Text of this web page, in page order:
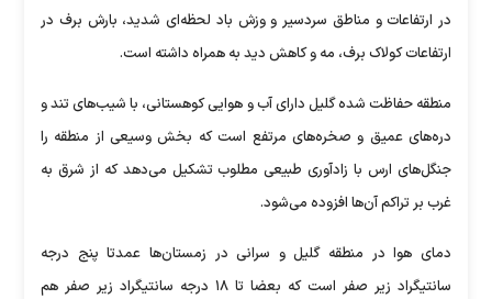
در ارتفاعات و مناطق سردسیر و وزش باد لحظه‌ای شدید، بارش برف در
ارتفاعات کولاک برف، مه و کاهش دید به همراه داشته است.
منطقه حفاظت شده گلیل دارای آب و هوایی کوهستانی، با شیب‌های تند و
دره‌های عمیق و صخره‌های مرتفع است که بخش وسیعی از منطقه را
جنگل‌های ارس با زادآوری طبیعی مطلوب تشکیل می‌دهد که از شرق به
غرب بر تراکم آن‌ها افزوده می‌شود.
دمای هوا در منطقه گلیل و سرانی در زمستان‌ها عمدتا پنج درجه
سانتیگراد زیر صفر است که بعضا تا ۱۸ درجه سانتیگراد زیر صفر هم